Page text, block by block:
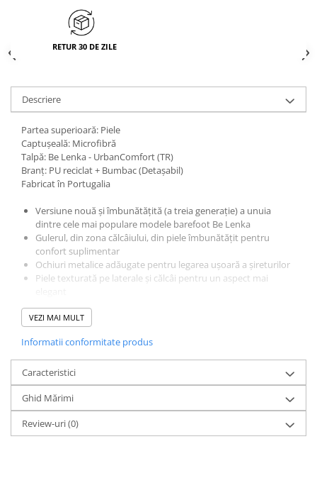
RETUR 30 DE ZILE
Descriere
Partea superioară: Piele
Captușeală: Microfibră
Talpă: Be Lenka - UrbanComfort (TR)
Branț: PU reciclat + Bumbac (Detașabil)
Fabricat în Portugalia
Versiune nouă și îmbunătățită (a treia generație) a unuia
dintre cele mai populare modele barefoot Be Lenka
Gulerul, din zona călcâiului, din piele îmbunătățit pentru
confort suplimentar
Ochiuri metalice adăugate pentru legarea ușoară a șireturilor
Piele texturată pe laterale și călcâi pentru un aspect mai
Talpă cusută pentru durabilitate
Talpa UrbanComfort concepută pentru confortul barefoot în
Noul amestec TR se caracterizează prin o excelentă rezistență
la abraziune menținând în același timp o flexibilitate excelentă
Talpă cusută pentru durabilitate
Caracteristici ale încălțămintei barefoot
Zona pentru degetele picioarelor largă (wide toe box) oferă
spațiu suficient pentru mișcarea degetelor
Zero drop (talpa fără diferențe de înălțime de la călcâi la vârf)
VEZI MAI MULT
Informatii conformitate produs
Caracteristici
Ghid Mărimi
Review-uri(0)